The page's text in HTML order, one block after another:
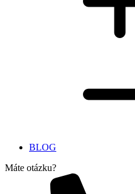
BLOG
Máte otázku?